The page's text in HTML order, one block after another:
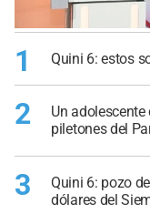
1 Quini 6: estos
2
Un
piletones del
3
Quini 6: pozo
dólares del